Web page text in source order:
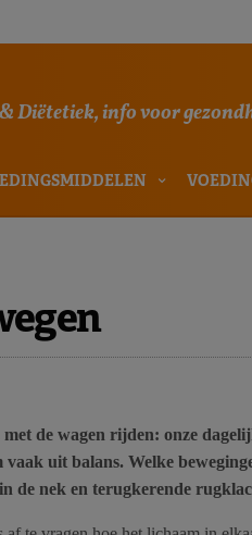
Diëtetiek, info voor
de wagen rijden: onze
uit balans. Welke
de nek en terugkerende